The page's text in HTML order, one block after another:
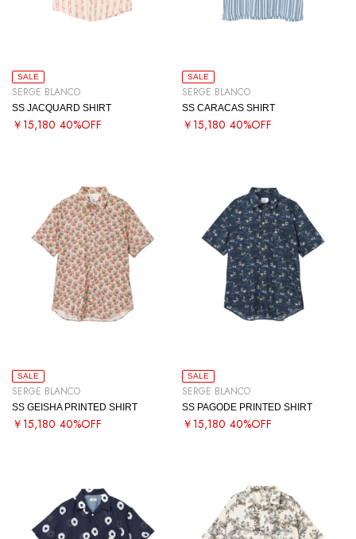
SALE
SERGE BLANCO
SS JACQUARD SHIRT
￥15,180 40%OFF
SALE
SERGE BLANCO
SS CARACAS SHIRT
￥15,180 40%OFF
SALE
SERGE BLANCO
SS GEISHA PRINTED SHIRT
￥15,180 40%OFF
SALE
SERGE BLANCO
SS PAGODE PRINTED SHIRT
￥15,180 40%OFF